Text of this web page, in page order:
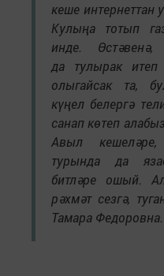
кеше
Кулыңа тотып
инде.
да тулырак
олыгайсак та,
күңел белергә
санап көтеп
Авыл кешеләре,
турында да
битләре ошый.
рәхмәт сезгә,
Тамара Федоровна.